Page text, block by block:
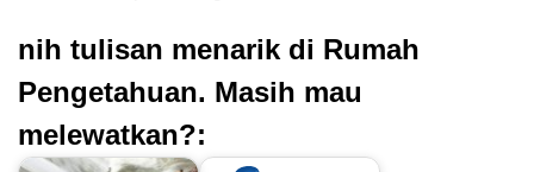
nih tulisan menarik di Rumah
Pengetahuan. Masih mau
melewatkan?: